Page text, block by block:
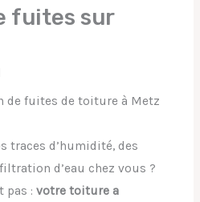
fuites sur
de fuites de toiture à Metz
traces d’humidité, des
d’eau chez vous ?
pas : votre toiture a